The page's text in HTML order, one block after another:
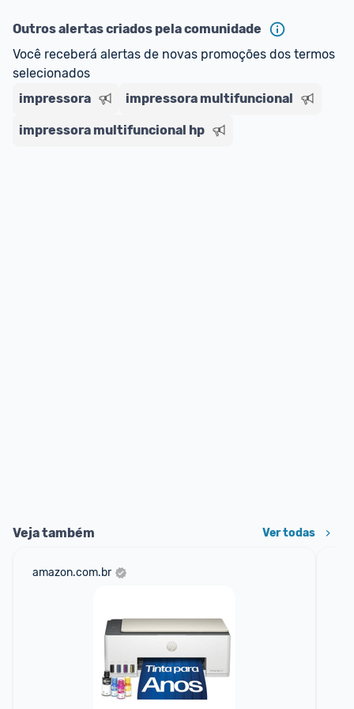
Outros alertas criados pela comunidade
Você receberá alertas de novas promoções dos termos
selecionados
impressora
impressora multifuncional
impressora multifuncional hp
Veja também Ver todas
amazon.com.br